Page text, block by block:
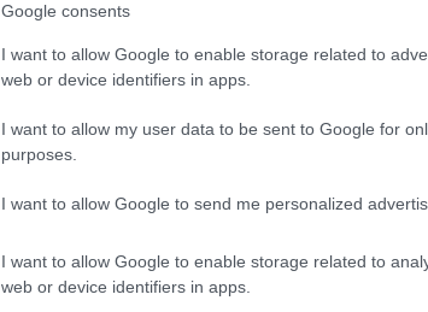
Google consents
I want to allow Google to enable storage related to
web or device identifiers in apps.
I want to allow my user data to be sent to Google for
purposes.
I want to allow Google to send me personalized
I want to allow Google to enable storage related to
web or device identifiers in apps.